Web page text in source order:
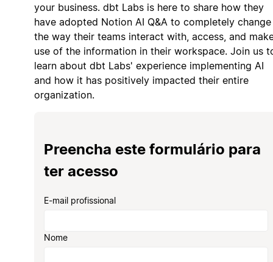
your business. dbt Labs is here to share how they
have adopted Notion AI Q&A to completely change
the way their teams interact with, access, and
use of the information in their workspace. Join us
learn about dbt Labs' experience implementing AI
and how it has positively impacted their entire
organization.
Preencha este formulário para
ter acesso
E-mail profissional
Nome